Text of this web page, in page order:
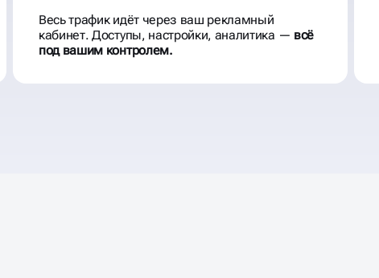
Весь трафик идёт через ваш рекламный
кабинет. Доступы, настройки, аналитика — всё
под вашим контролем.